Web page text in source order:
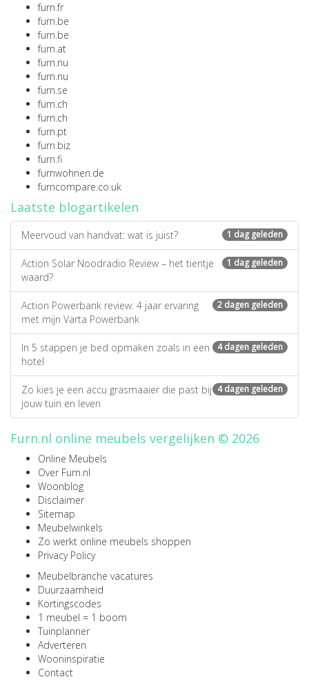
furn.fr
furn.be
furn.be
furn.at
furn.nu
furn.nu
furn.se
furn.ch
furn.ch
furn.pt
furn.biz
furn.fi
furnwohnen.de
furncompare.co.uk
Laatste blogartikelen
1 dag geleden
Meervoud van handvat: wat is juist?
1 dag geleden
Action Solar Noodradio Review – het tientje
waard?
2 dagen geleden
Action Powerbank review: 4 jaar ervaring
met mijn Varta Powerbank
4 dagen geleden
In 5 stappen je bed opmaken zoals in een
hotel
4 dagen geleden
Zo kies je een accu grasmaaier die past bij
jouw tuin en leven
Furn.nl online meubels vergelijken © 2026
Online Meubels
Over Furn.nl
Woonblog
Disclaimer
Sitemap
Meubelwinkels
Zo werkt online meubels shoppen
Privacy Policy
Meubelbranche vacatures
Duurzaamheid
Kortingscodes
1 meubel = 1 boom
Tuinplanner
Adverteren
Wooninspiratie
Contact